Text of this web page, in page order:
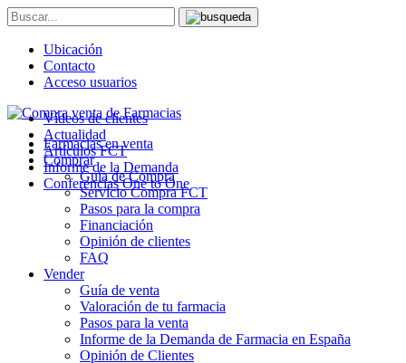
Ubicación
Contacto
Acceso usuarios
Farmacias en venta
Comprar
Guía de Compra
Servicio Compra FCT
Pasos para la compra
Financiación
Opinión de clientes
FAQ
Vender
Guía de venta
Valoración de tu farmacia
Pasos para la venta
Informe de la Demanda de Farmacia en España
Opinión de Clientes
Vídeos de clientes
Actualidad
Artículos FCT
Informe de la Demanda
Conferencias One to One